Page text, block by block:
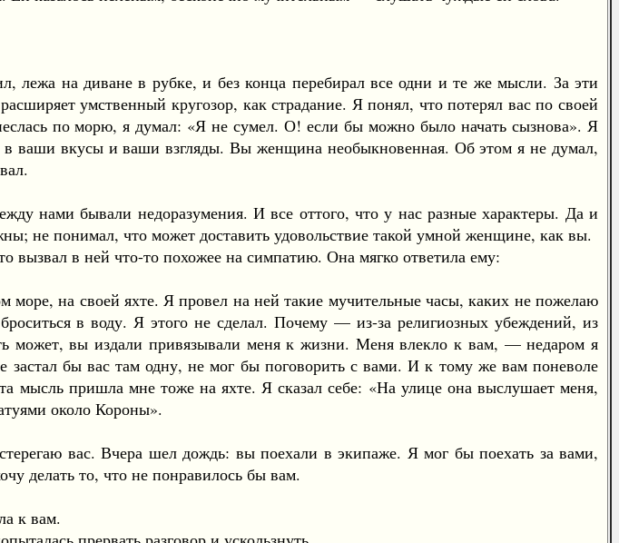
на диване в рубке, и без конца перебирал все одни и те же мысли. За эти
умственный кругозор, как страдание. Я понял, что потерял вас по своей
по морю, я думал: «Я не сумел. О! если бы можно было начать сызнова». Я
в ваши вкусы и ваши взгляды. Вы женщина необыкновенная. Об этом я не думал,
бывали недоразумения. И все оттого, что у нас разные характеры. Да и
не понимал, что может доставить удовольствие такой умной женщине, как вы.
в ней что-то похожее на симпатию. Она мягко ответила ему:
на своей яхте. Я провел на ней такие мучительные часы, каких не пожелаю
в воду. Я этого не сделал. Почему — из-за религиозных убеждений, из
вы издали привязывали меня к жизни. Меня влекло к вам, — недаром я
застал бы вас там одну, не мог бы поговорить с вами. И к тому же вам поневоле
пришла мне тоже на яхте. Я сказал себе: «На улице она выслушает меня,
около Короны».
вас. Вчера шел дождь: вы поехали в экипаже. Я мог бы поехать за вами,
делать то, что не понравилось бы вам.
к вам.